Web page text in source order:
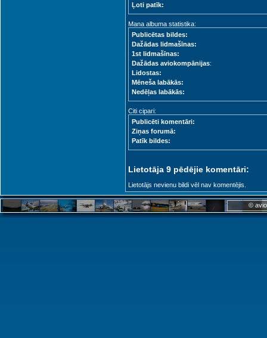
Ļoti patīk:
Mana albuma statistika:
Publicētas bildes:
Dažādas lidmašīnas:
1st lidmašīnas:
Dažādas aviokompānijas:
Lidostas:
Mēneša labākās:
Nedēļas labākās:
Citi cipari:
Publicēti komentāri:
Ziņas forumā:
Patīk bildes:
Lietotāja 9 pēdējie komentāri:
Lietotājs nevienu bildi vēl nav komentējis.
©